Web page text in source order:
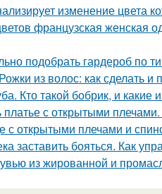
изменение цвета
французская женская
подобрать гардероб по
из волос: как сделать и
Кто такой бобрик, и какие
платье с открытыми
с открытыми плечами и
заставить бояться. Как
из жированной и